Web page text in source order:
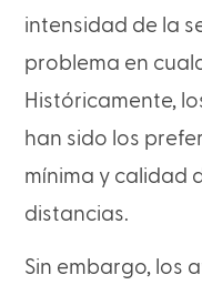
intensidad de la
problema en
Históricamente,
han sido los
mínima y calidad
distancias.
Sin embargo, los